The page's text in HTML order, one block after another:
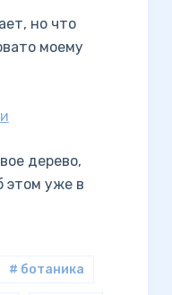
но что
моему
дерево,
этом уже в
# ботаника